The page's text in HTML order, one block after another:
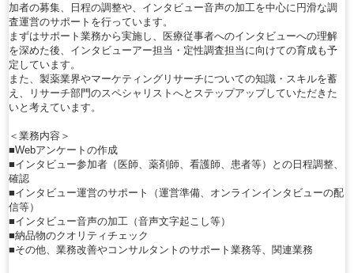
加者の募集、日程の調整や、インタビュー音声の加工を中心に円滑な調
査運営のサポートを行っています。
まずはサポート業務から実施し、医療従事者へのインタビューへの理解
を深めた後、インタビューアー担当・定性調査担当に向けての育成も予
定しています。
また、製薬業界やマーケティングリサーチについての知識・スキルを蓄
え、リサーチ部門のスペシャリストへとステップアップしていただきた
いと考えています。
＜業務内容＞
■Webアンケートの作成
■インタビュー参加者（医師、薬剤師、看護師、患者等）との日程調整、
確認
■インタビュー運営のサポート（運営準備、オンラインインタビューの配
信等）
■インタビュー音声の加工（音声文字起こし等）
■納品物のクオリティチェック
■その他、業務改善やコンサルタントのサポート業務等、関連業務